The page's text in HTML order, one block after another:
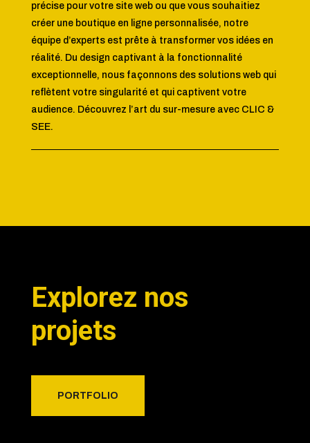
précise pour votre site web ou que vous souhaitiez
créer une boutique en ligne personnalisée, notre
équipe d’experts est prête à transformer vos idées en
réalité. Du design captivant à la fonctionnalité
exceptionnelle, nous façonnons des solutions web qui
reflètent votre singularité et qui captivent votre
audience. Découvrez l’art du sur-mesure avec CLIC &
SEE.
Explorez nos
projets
PORTFOLIO